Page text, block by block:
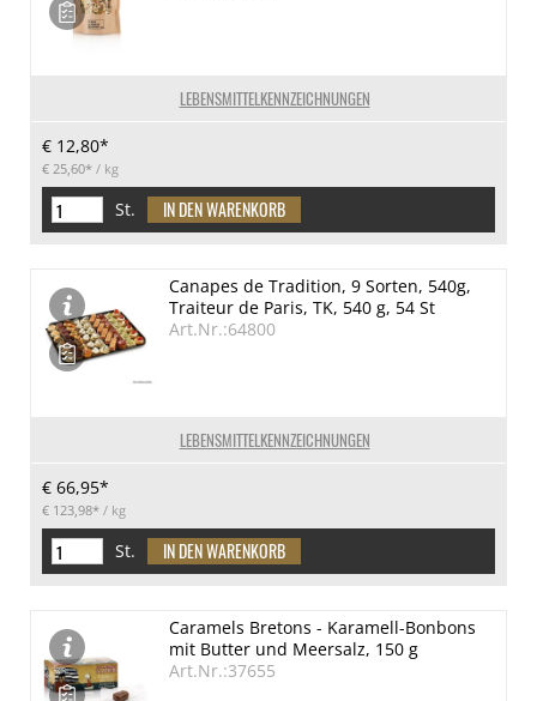
LEBENSMITTELKENNZEICHNUNGEN
€ 12,80*
€ 25,60* / kg
St.
LEBENSMITTELKENNZEICHNUNGEN
Canapes de Tradition, 9 Sorten, 540g,
Traiteur de Paris, TK, 540 g, 54 St
Art.Nr.:64800
€ 66,95*
€ 123,98* / kg
St.
Caramels Bretons - Karamell-Bonbons
mit Butter und Meersalz, 150 g
Art.Nr.:37655